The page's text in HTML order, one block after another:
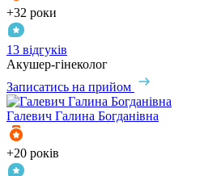
+32 роки
13 відгуків
Акушер-гінеколог
Записатись на прийом
Галевич Галина Богданівна
+20 років